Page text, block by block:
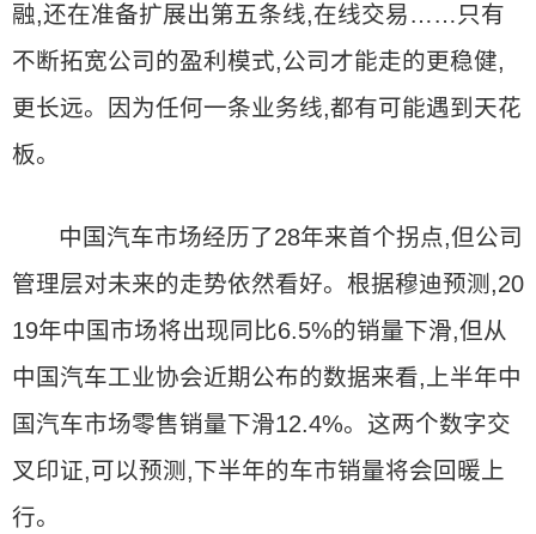
融,还在准备扩展出第五条线,在线交易……只有
不断拓宽公司的盈利模式,公司才能走的更稳健,
更长远。因为任何一条业务线,都有可能遇到天花
板。
中国汽车市场经历了28年来首个拐点,但公司
管理层对未来的走势依然看好。根据穆迪预测,20
19年中国市场将出现同比6.5%的销量下滑,但从
中国汽车工业协会近期公布的数据来看,上半年中
国汽车市场零售销量下滑12.4%。这两个数字交
叉印证,可以预测,下半年的车市销量将会回暖上
行。